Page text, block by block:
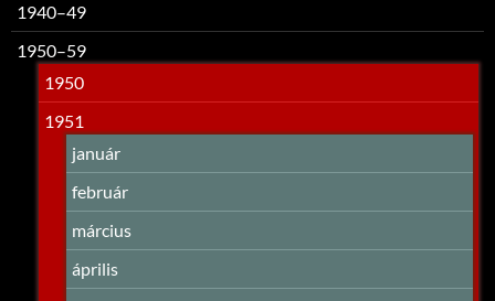
1940–49
1950–59
1950
1951
január
február
március
április